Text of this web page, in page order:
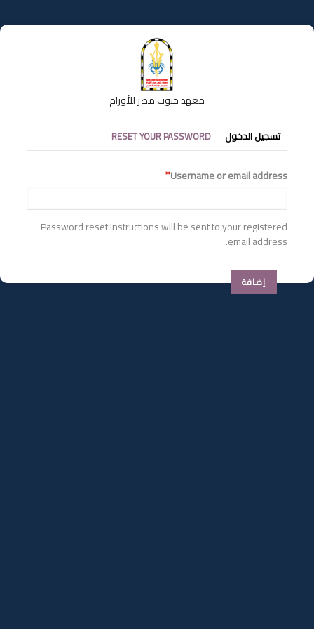
إلى
المحتوى
معهد جنوب مصر للأورام
التبويبات
الأساسية
تسجيل الدخول RESET YOUR PASSWORD
Username or email address
Password reset instructions will be sent to your registered
email address.